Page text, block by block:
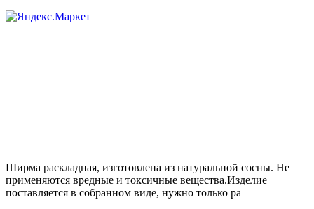
Ширма раскладная, изготовлена из натуральной сосны. Не
применяются вредные и токсичные вещества.Изделие
поставляется в собранном виде, нужно только ра